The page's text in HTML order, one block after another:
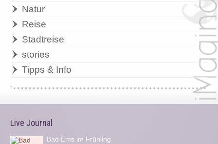
Natur
Reise
Stadtreise
stories
Tipps & Info
Live Journal
Bad Ems im Frühling